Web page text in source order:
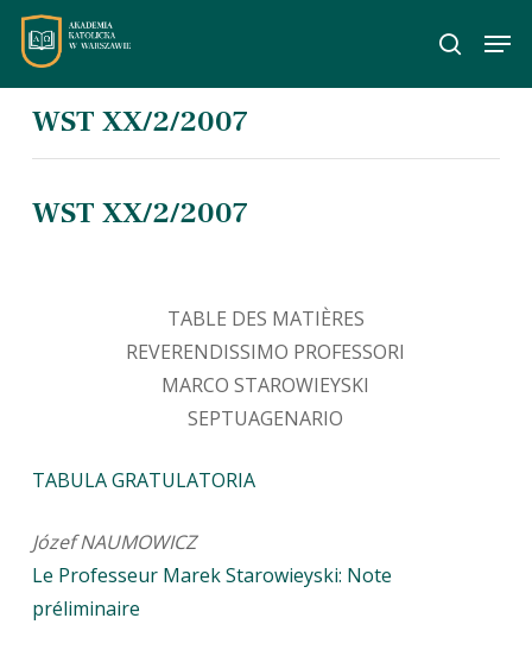
Skip
main
contentWST XX/2/2007
WST XX/2/2007
TABLE DES MATIÈRES
REVERENDISSIMO PROFESSORI
MARCO STAROWIEYSKI
SEPTUAGENARIO
TABULA GRATULATORIA
Józef NAUMOWICZ
Le Professeur Marek Starowieyski: Note
préliminaire